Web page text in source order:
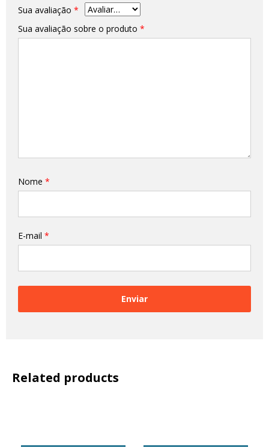
Sua avaliação *
Sua avaliação sobre o produto *
Nome *
E-mail *
Related products